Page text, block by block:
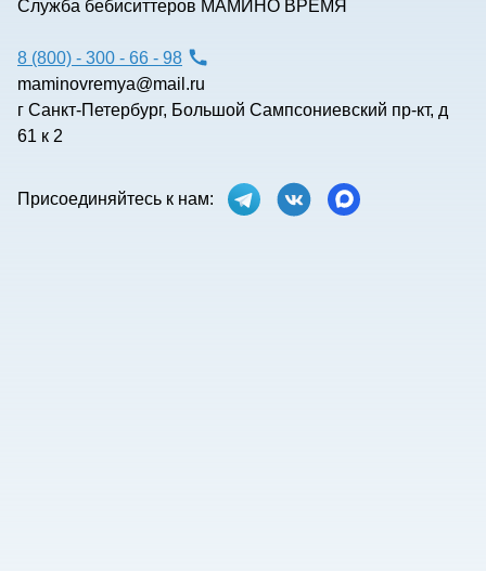
Служба бебиситтеров МАМИНО ВРЕМЯ
8 (800) - 300 - 66 - 98
maminovremya@mail.ru
г Санкт-Петербург, Большой Сампсониевский пр-кт, д
61 к 2
Присоединяйтесь к нам: